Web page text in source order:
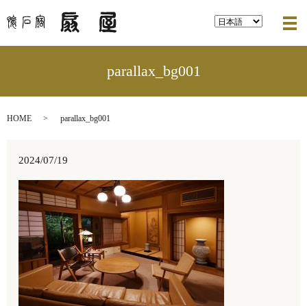
parallax_bg001
HOME parallax_bg001
2024/07/19